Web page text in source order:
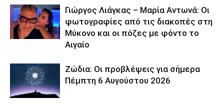
Γιώργος Λιάγκας – Μαρία Αντωνά: Οι
φωτογραφίες από τις διακοπές στη
Μύκονο και οι πόζες με φόντο το
Αιγαίο
Ζώδια: Οι προβλέψεις για σήμερα
Πέμπτη 6 Αυγούστου 2026